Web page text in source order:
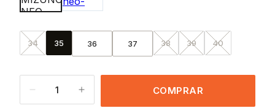
34 35 36 37 38 39 40
1 COMPRAR